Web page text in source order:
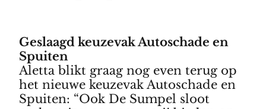
Geslaagd keuzevak Autoschade en
Spuiten
Aletta blikt graag nog even terug op
het nieuwe keuzevak Autoschade en
Spuiten: “Ook De Sumpel sloot